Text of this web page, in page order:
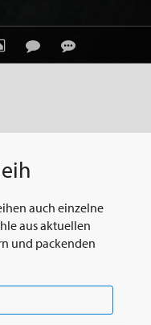
auch einzelne
aus aktuellen
und packenden